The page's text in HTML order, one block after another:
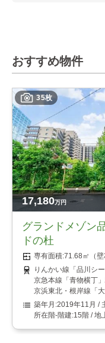
おすすめ物件
35枚
17,180万円
グランドメゾン
ドの杜
71.68㎡（壁
りんかい線「品川シ
京急本線「青物横丁
京浜東北・根岸線「
2019年11月
15階 / 地